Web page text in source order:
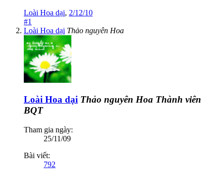
Loài Hoa dại, 2/12/10
#1
Loài Hoa dại Thảo nguyên Hoa
Loài Hoa dại Thảo nguyên Hoa Thành viên
BQT
Tham gia ngày:
25/11/09
Bài viết:
792